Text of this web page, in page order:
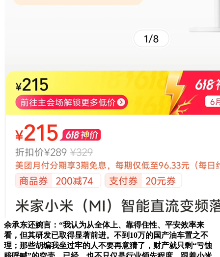
余承东还婉言：“我认为从全体上、靠得住性、平安效率来
看，但其研发已取得显著前进。不到10万的国产油车置之不
理；那些胡编我坐过牢的人不要再意猜了，财产就只剩“亏蚀